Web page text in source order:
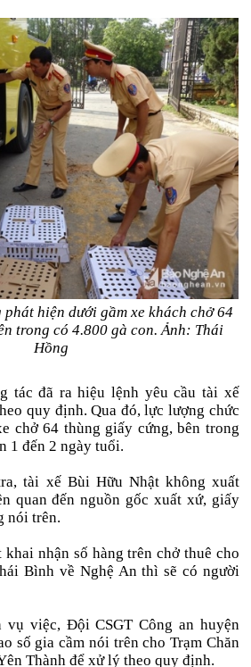
hiện dưới gầm xe khách chở 64
trong có 4.800 gà con. Ảnh: Thái
Hồng
tác đã ra hiệu lệnh yêu cầu tài xế
quy định. Qua đó, lực lượng chức
chở 64 thùng giấy cứng, bên trong
1 đến 2 ngày tuổi.
tài xế Bùi Hữu Nhật không xuất
quan đến nguồn gốc xuất xứ, giấy
nói trên.
nhận số hàng trên chở thuê cho
Bình về Nghệ An thì sẽ có người
vụ việc, Đội CSGT Công an huyện
số gia cầm nói trên cho Trạm Chăn
Thành để xử lý theo quy định.